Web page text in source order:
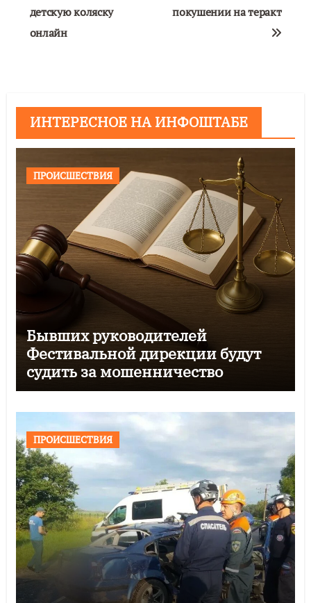
детскую коляску
онлайн
покушении на теракт
ИНТЕРЕСНОЕ НА ИНФОШТАБЕ
ПРОИСШЕСТВИЯ
Бывших руководителей
Фестивальной дирекции будут
судить за мошенничество
ПРОИСШЕСТВИЯ